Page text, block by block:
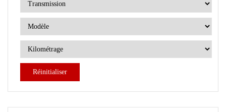
Réinitialiser